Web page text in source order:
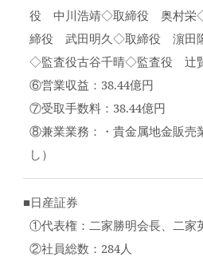
役 中川浩靖◇取締役 奥村栄
締役 武田明久◇取締役 濵田
◇監査役古谷千晴◇監査役 辻
⑥営業収益：38.44億円
⑦受取手数料：38.44億円
⑧兼業業務：・貴金属地金販
し）
■日産証券
①代表権：二家勝明会長、二家
②社員総数：284人